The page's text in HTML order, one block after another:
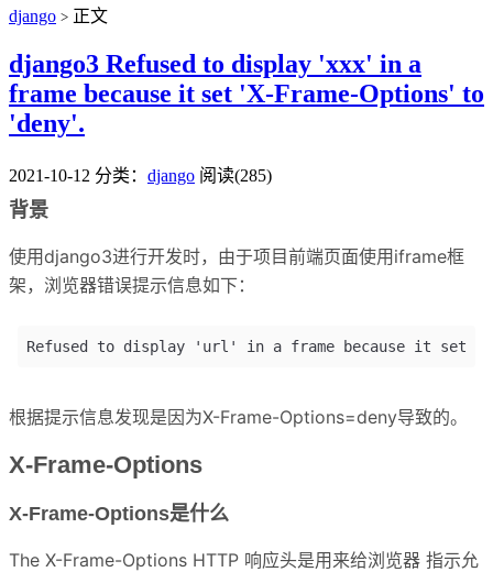
django > 正文
django3 Refused to display 'xxx' in a
frame because it set 'X-Frame-Options' to
'deny'.
2021-10-12 分类： django 阅读(285)
背景
使用django3进行开发时，由于项目前端页面使用iframe框
架，浏览器错误提示信息如下：
根据提示信息发现是因为X-Frame-Options=deny导致的。
X-Frame-Options
X-Frame-Options是什么
The X-Frame-Options HTTP 响应头是用来给浏览器 指示允